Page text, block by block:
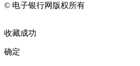
© 电子银行网版权所有
收藏成功
确定